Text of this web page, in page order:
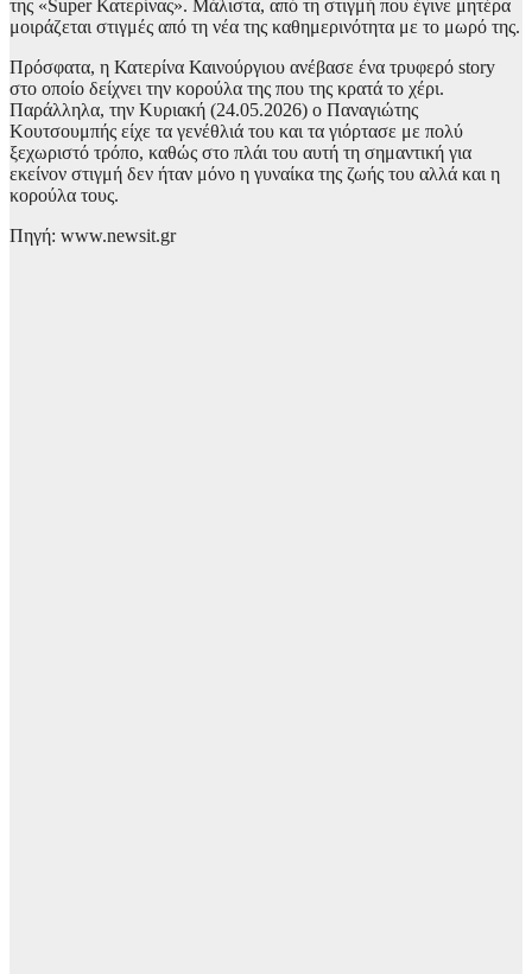
της «Super Κατερίνας». Μάλιστα, από τη στιγμή που έγινε μητέρα
μοιράζεται στιγμές από τη νέα της καθημερινότητα με το μωρό της.
Πρόσφατα, η Κατερίνα Καινούργιου ανέβασε ένα τρυφερό story
στο οποίο δείχνει την κορούλα της που της κρατά το χέρι.
Παράλληλα, την Κυριακή (24.05.2026) ο Παναγιώτης
Κουτσουμπής είχε τα γενέθλιά του και τα γιόρτασε με πολύ
ξεχωριστό τρόπο, καθώς στο πλάι του αυτή τη σημαντική για
εκείνον στιγμή δεν ήταν μόνο η γυναίκα της ζωής του αλλά και η
κορούλα τους.
Πηγή: www.newsit.gr